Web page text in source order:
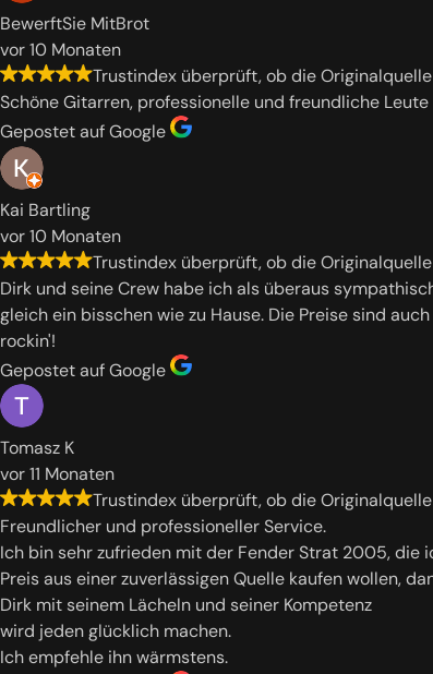
BewerftSie MitBrot
vor 10 Monaten
Trustindex überprüft, ob die
Schöne Gitarren, professionelle und freundliche Leute
Gepostet auf Google
Kai Bartling
vor 10 Monaten
Trustindex überprüft, ob die
Dirk und seine Crew habe ich als überaus
gleich ein bisschen wie zu Hause. Die Preise sind
rockin'!
Gepostet auf Google
Tomasz K
vor 11 Monaten
Trustindex überprüft, ob die
Freundlicher und professioneller Service.
Ich bin sehr zufrieden mit der Fender Strat 2005, die
Preis aus einer zuverlässigen Quelle kaufen wollen,
Dirk mit seinem Lächeln und seiner Kompetenz
wird jeden glücklich machen.
Ich empfehle ihn wärmstens.